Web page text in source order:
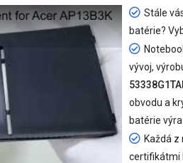
Stále
batérie?
vývoj,
obvodu a
batérie
Každá z
certifikátmi